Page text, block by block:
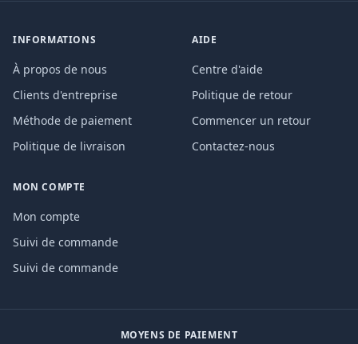
INFORMATIONS
À propos de nous
Clients d'entreprise
Méthode de paiement
Politique de livraison
AIDE
Centre d'aide
Politique de retour
Commencer un retour
Contactez-nous
MON COMPTE
Mon compte
Suivi de commande
Suivi de commande
MOYENS DE PAIEMENT